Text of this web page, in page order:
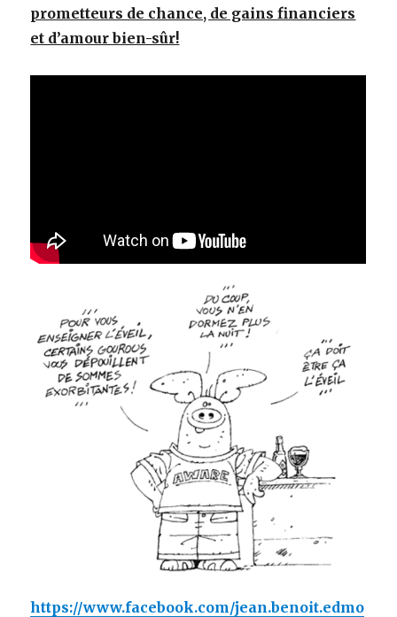
prometteurs de chance, de gains financiers
et d’amour bien-sûr!
https://www.facebook.com/jean.benoit.edmo